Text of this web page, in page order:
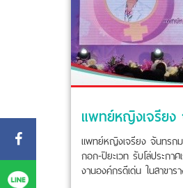
แพทย์หญิงเจรียง จันทรกม
กอก-ปิยะเวท รับโล่ประก
งานองค์กรดีเด่น ในสาขา